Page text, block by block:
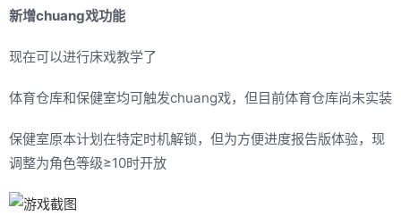
新增chuang戏功能
现在可以进行床戏教学了
体育仓库和保健室均可触发chuang戏，但目前体育仓库尚未实装
保健室原本计划在特定时机解锁，但为方便进度报告版体验，现
调整为角色等级≥10时开放